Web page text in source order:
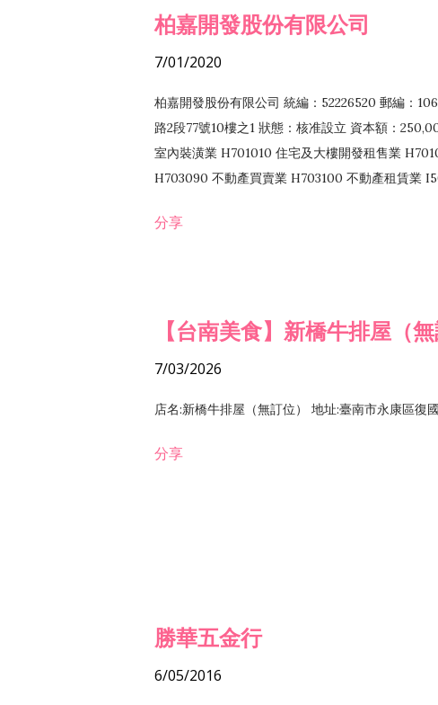
柏嘉開發股份有限公司
7/01/2020
柏嘉開發股份有限公司 統編：52226520 郵編：
路2段77號10樓之1 狀態：核准設立 資本額：
室內裝潢業 H701010 住宅及大樓開發租售業
H703090 不動產買賣業 H703100 不動產租賃業
分享
【台南美食】新橋牛排屋（無
7/03/2026
店名:新橋牛排屋（無訂位） 地址:臺南市永康區復
分享
勝華五金行
6/05/2016